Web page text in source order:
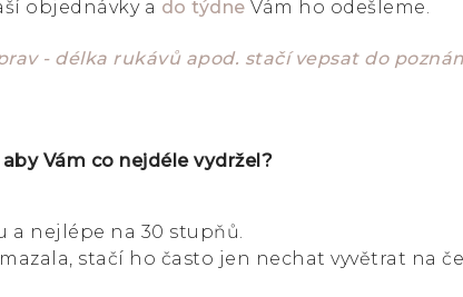
objednávky a do týdne Vám ho odešleme.
- délka rukávů apod. stačí vepsat do
Vám co nejdéle vydržel?
a nejlépe na 30 stupňů.
stačí ho často jen nechat vyvětrat na